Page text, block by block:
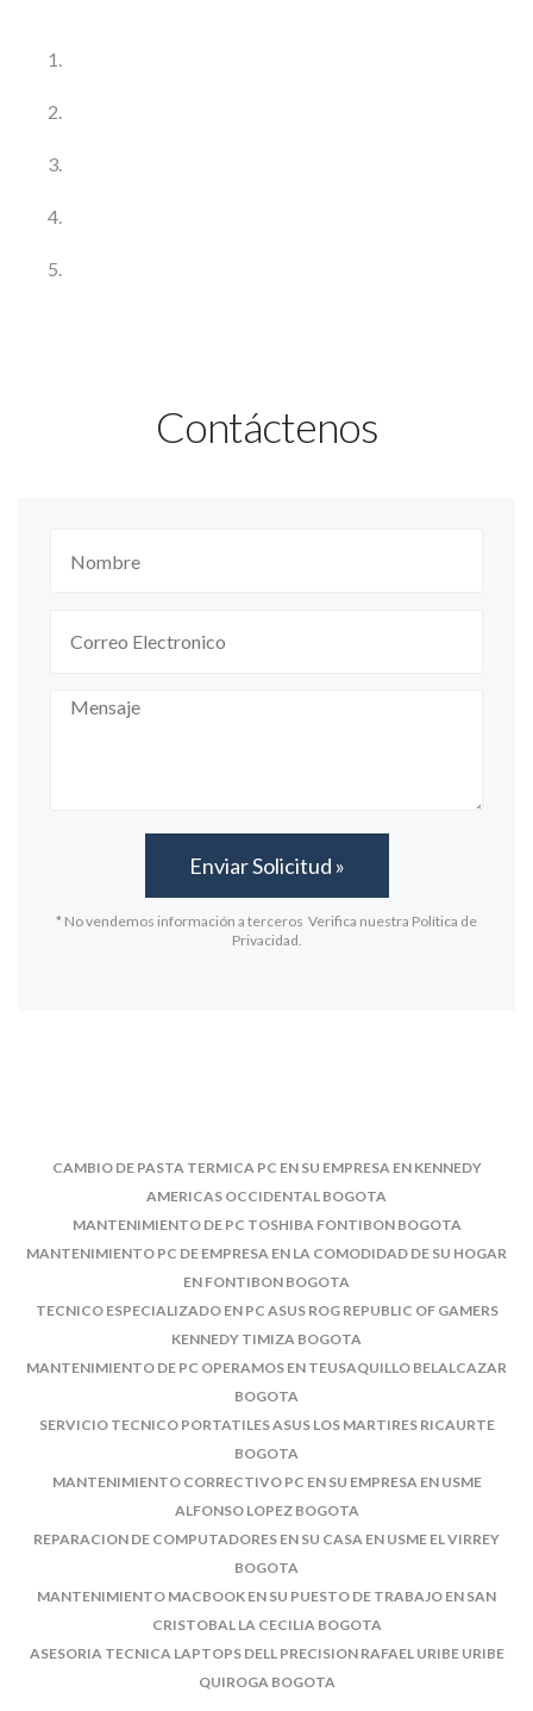
Contáctenos
* No vendemos información a terceros Verifica nuestra Política de
Privacidad.
CAMBIO DE PASTA TERMICA PC EN SU EMPRESA EN KENNEDY
AMERICAS OCCIDENTAL BOGOTA
MANTENIMIENTO DE PC TOSHIBA FONTIBON BOGOTA
MANTENIMIENTO PC DE EMPRESA EN LA COMODIDAD DE SU HOGAR
EN FONTIBON BOGOTA
TECNICO ESPECIALIZADO EN PC ASUS ROG REPUBLIC OF GAMERS
KENNEDY TIMIZA BOGOTA
MANTENIMIENTO DE PC OPERAMOS EN TEUSAQUILLO BELALCAZAR
BOGOTA
SERVICIO TECNICO PORTATILES ASUS LOS MARTIRES RICAURTE
BOGOTA
MANTENIMIENTO CORRECTIVO PC EN SU EMPRESA EN USME
ALFONSO LOPEZ BOGOTA
REPARACION DE COMPUTADORES EN SU CASA EN USME EL VIRREY
BOGOTA
MANTENIMIENTO MACBOOK EN SU PUESTO DE TRABAJO EN SAN
CRISTOBAL LA CECILIA BOGOTA
ASESORIA TECNICA LAPTOPS DELL PRECISION RAFAEL URIBE URIBE
QUIROGA BOGOTA